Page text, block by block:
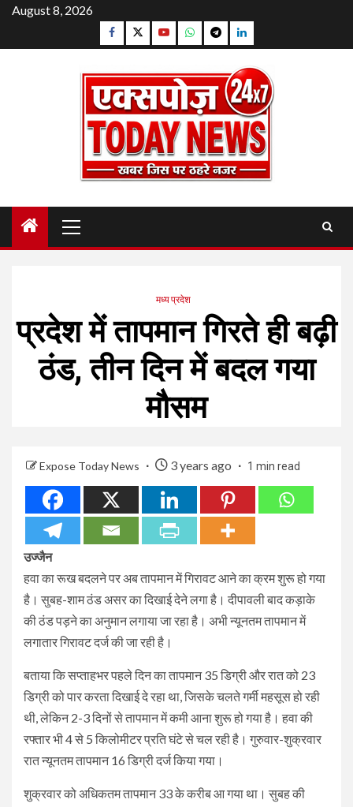
Skip
content
August 8, 2026
Facebook
TwitterYouTubeWhatsapp
TelegramLinkedin
Menu
मध्य प्रदेश
प्रदेश में तापमान गिरते ही बढ़ी
ठंड, तीन दिन में बदल गया
मौसम
Expose Today News 3 years ago 1 min read
उज्जैन
हवा का रूख बदलने पर अब तापमान में गिरावट आने का क्रम शुरू हो गया
है। सुबह-शाम ठंड असर का दिखाई देने लगा है। दीपावली बाद कड़ाके
की ठंड पड़ने का अनुमान लगाया जा रहा है। अभी न्यूनतम तापमान में
लगातार गिरावट दर्ज की जा रही है।
बताया कि सप्ताहभर पहले दिन का तापमान 35 डिग्री और रात को 23
डिग्री को पार करता दिखाई दे रहा था, जिसके चलते गर्मी महसूस हो रही
थी, लेकिन 2-3 दिनों से तापमान में कमी आना शुरू हो गया है। हवा की
रफ्तार भी 4 से 5 किलोमीटर प्रति घंटे से चल रही है। गुरुवार-शुक्रवार
रात न्यूनतम तापमान 16 डिग्री दर्ज किया गया।
शुक्रवार को अधिकतम तापमान 33 के करीब आ गया था। सुबह की